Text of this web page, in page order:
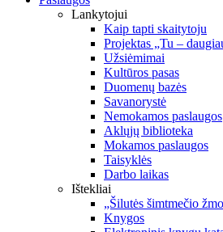
Lankytojui
Kaip tapti skaitytoju
Projektas „Tu –
Užsiėmimai
Kultūros pasas
Duomenų bazės
Savanorystė
Nemokamos paslaugos
Aklųjų biblioteka
Mokamos paslaugos
Taisyklės
Darbo laikas
Ištekliai
„Šilutės šimtmečio
Knygos